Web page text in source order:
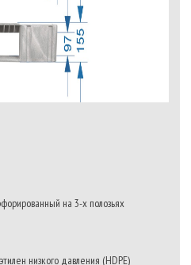
на 3-х полозьях
низкого давления (HDPE)